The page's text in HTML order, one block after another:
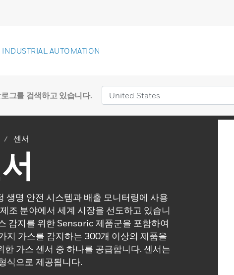
INDUSTRIAL AUTOMATION
그를 검색하고 있습니다.
센서
생명 안전 시스템과 배출 모니터링에 사용
조 분야에서 세계 시장을 선도하고 있습니
감지를 위한 Sensoric 제품군을 포함하여
지 가스를 감지하는 300개 이상의 제품을
한 가스 센서 중 하나를 공급합니다. 센서는
식으로 제공됩니다.